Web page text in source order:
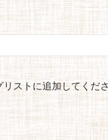
ストに追加してくだ